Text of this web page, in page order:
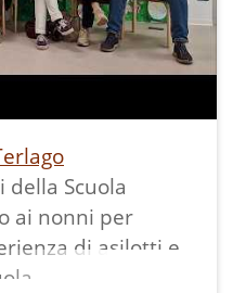
Scuola
ai nonni per
di asilotti e